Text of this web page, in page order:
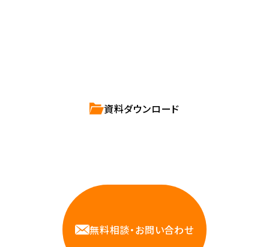
資料ダウンロード
無料相談・お問い合わせ